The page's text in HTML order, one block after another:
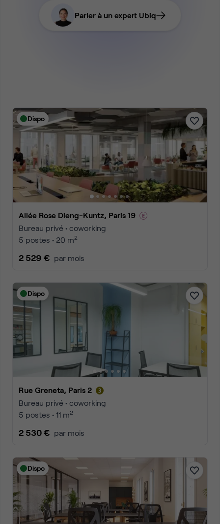
Parler à un expert Ubiq
Dispo
Allée Rose Dieng-Kuntz, Paris 19
Bureau privé • coworking
5 postes • 20 m2
2 529 € par mois
Dispo
Rue Greneta, Paris 2
Bureau privé • coworking
5 postes • 11 m2
2 530 € par mois
Dispo